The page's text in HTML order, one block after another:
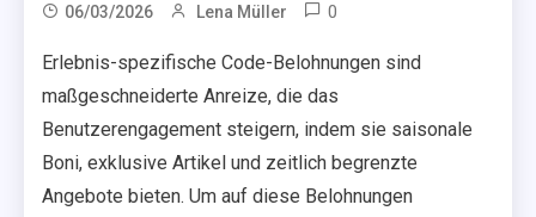
06/03/2026 Lena Müller 0
Erlebnis-spezifische Code-Belohnungen sind
maßgeschneiderte Anreize, die das
Benutzerengagement steigern, indem sie saisonale
Boni, exklusive Artikel und zeitlich begrenzte
Angebote bieten. Um auf diese Belohnungen